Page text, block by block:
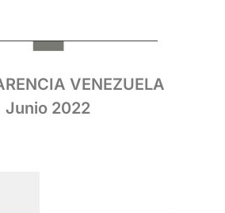
VENEZUELA
Junio 2022